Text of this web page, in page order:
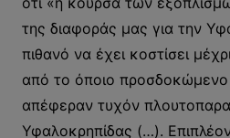
της διαφοράς μας για την
πιθανό να έχει κοστίσει
από το όποιο
απέφεραν τυχόν
Υφαλοκρηπίδας (…).